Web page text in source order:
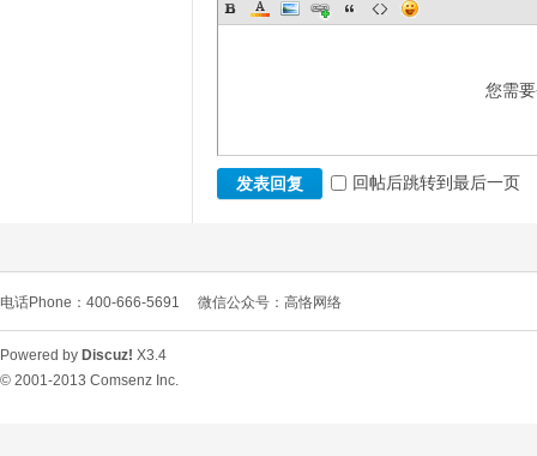
您需
发表回复 回帖后跳转到最后一页
电话Phone：400-666-5691 微信公众号：高恪网络
Powered by Discuz! X3.4
© 2001-2013 Comsenz Inc.